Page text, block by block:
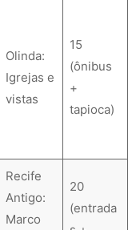
Olinda:
Igrejas e
vistas
15
(ônibus
+
tapioca)
Recife
Antigo:
Marco
20
(entrada